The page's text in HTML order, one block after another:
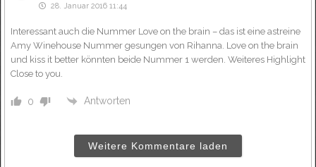
28. Januar 2016 11:44
Interessant auch die Nummer Love on the brain – das ist eine astreine
Amy Winehouse Nummer gesungen von Rihanna. Love on the brain
und kiss it better könnten beide Nummer 1 werden. Weiteres Highlight
Close to you.
0 Antworten
Weitere Kommentare laden